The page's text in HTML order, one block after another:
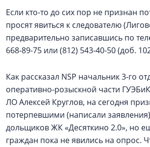
Если кто-то до сих пор не признан
просят явиться к следователю
предварительно записавшись по
668-89-75 или (812) 543-40-50 (доб.
Как рассказал NSP начальник 3-го
оперативно-розыскной части
ЛО Алексей Круглов, на сегодня
потерпевшими (написали
дольщиков ЖК «Десяткино 2.0», но
граждан пока не явились на опрос.